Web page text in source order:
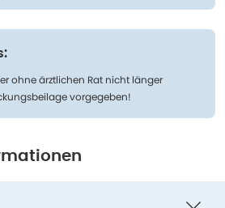
ohne ärztlichen Rat nicht länger
vorgegeben!